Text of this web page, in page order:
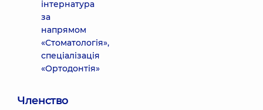
інтернатура
за
напрямом
«Стоматологія»,
спеціалізація
«Ортодонтія»
Членство